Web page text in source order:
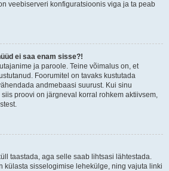
veebiserveri konfiguratsioonis viga ja ta peab
ei saa enam sisse?!
ja paroole. Teine võimalus on, et
Foorumitel on tavaks kustutada
andmebaasi suurust. Kui sinu
proovi on järgneval korral rohkem aktiivsem,
taastada, aga selle saab lihtsasi lähtestada.
külasta sisselogimise lehekülge, ning vajuta linki